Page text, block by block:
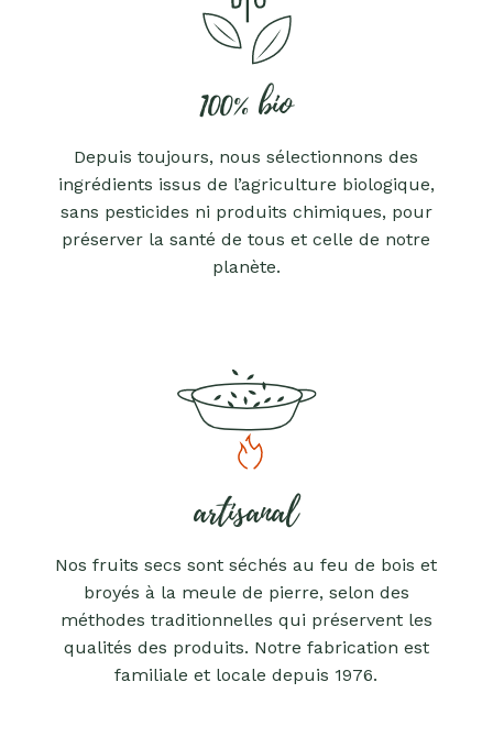
100% bio
Depuis toujours, nous sélectionnons des
ingrédients issus de l’agriculture biologique,
sans pesticides ni produits chimiques, pour
préserver la santé de tous et celle de notre
planète.
artisanal
Nos fruits secs sont séchés au feu de bois et
broyés à la meule de pierre, selon des
méthodes traditionnelles qui préservent les
qualités des produits. Notre fabrication est
familiale et locale depuis 1976.